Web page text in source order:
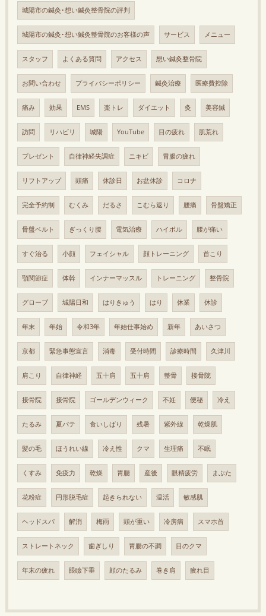
城陽市の鍼灸･想い鍼灸整骨院の評判
城陽市の鍼灸･想い鍼灸整骨院のお客様の声 サービス メニュー
スタッフ よくある質問 アクセス 想い鍼灸整骨院
お問い合わせ プライバシーポリシー 鍼灸治療 医療費控除
痛み 効果 EMS 楽トレ ダイエット 灸 美容鍼
訪問 リハビリ 城陽 YouTube 目の疲れ 肌荒れ
プレゼント 自律神経失調症 ニキビ 胃腸の疲れ
リフトアップ 頭痛 休診日 お盆休診 コロナ
完全予約制 むくみ だるさ こむら返り 腰痛 骨盤矯正
骨盤ベルト ぎっくり腰 電気治療 ハイボル 腰が痛い
すぐ治る 小顔 フェイシャル 顔トレーニング 首こり
顎関節症 体幹 インナーマッスル トレーニング 整骨院
グローブ 城陽日和 はりきゅう はり 休業 休診
年末 年始 令和3年 年始仕事始め 新年 あいさつ
京都 緊急事態宣言 消毒 受付時間 診療時間 久津川
肩こり 自律神経 五十肩 五十肩 整骨 接骨院
接骨院 接骨院 ゴールデンウィーク 不妊 便秘 冷え
たるみ 夏バテ 食いしばり 残暑 紫外線 乾燥肌
髪の毛 ほうれい線 冷え性 クマ 生理痛 不眠
くすみ 免疫力 乾燥 胃腸 産後 眼精疲労 まぶた
花粉症 円形脱毛症 起きられない 温活 敏感肌
ヘッドスパ 解消 梅雨 頭が重い 冷房病 スマホ首
ストレートネック 歯ぎしり 胃腸の不調 目のクマ
年末の疲れ 眼瞼下垂 顔のたるみ 巻き肩 疲れ目